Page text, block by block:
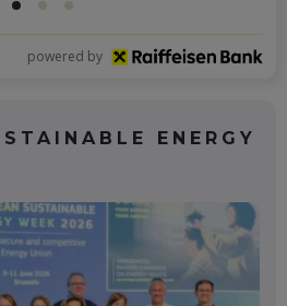
powered by
ENERGY